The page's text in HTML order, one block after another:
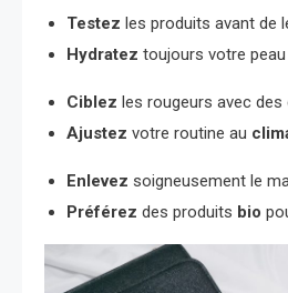
Testez les produits avant de
Hydratez toujours votre peau
Ciblez les rougeurs avec
Ajustez votre routine au
Enlevez soigneusement le
Préférez des produits bio